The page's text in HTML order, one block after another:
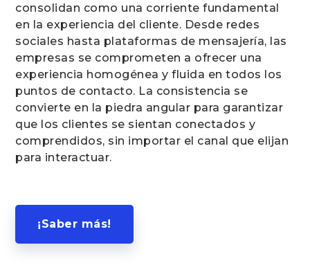
consolidan como una corriente fundamental
en la experiencia del cliente. Desde redes
sociales hasta plataformas de mensajería, las
empresas se comprometen a ofrecer una
experiencia homogénea y fluida en todos los
puntos de contacto. La consistencia se
convierte en la piedra angular para garantizar
que los clientes se sientan conectados y
comprendidos, sin importar el canal que elijan
para interactuar.
¡Saber más!